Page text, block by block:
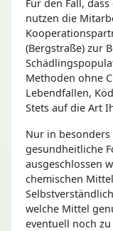
Für den Fall,
nutzen die
(Bergstraße) zur
Methoden ohne
Lebendfallen,
Stets auf die Art
Nur in
gesundheitliche
ausgeschlossen
chemischen
welche Mittel
eventuell noch